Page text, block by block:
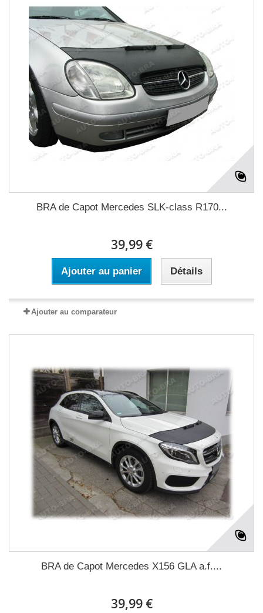
BRA de Capot Mercedes SLK-class R170...
39,99 €
Ajouter au panier Détails
Ajouter au comparateur
BRA de Capot Mercedes X156 GLA a.f....
39,99 €